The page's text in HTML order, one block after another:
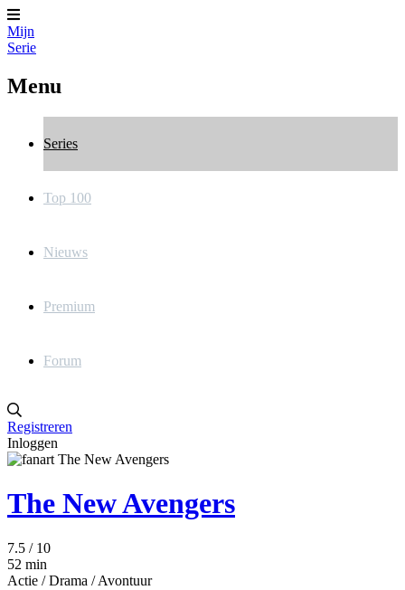
Mijn
Serie
Menu
Series
Top 100
Nieuws
Premium
Forum
Registreren
Inloggen
The New Avengers
7.5 / 10
52 min
Actie / Drama / Avontuur